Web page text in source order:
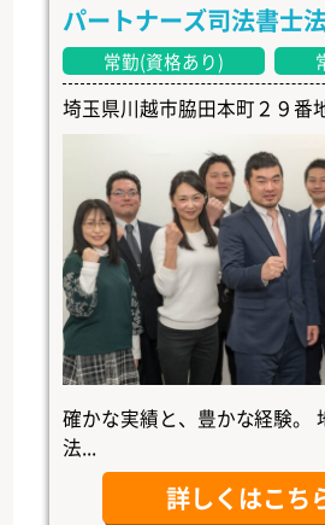
パートナーズ司法書士
常勤(資格あり)
埼玉県川越市脇田本町２９番
確かな実績と、豊かな経験。
法...
詳しくはこち